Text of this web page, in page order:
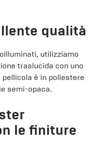
qualità
utilizziamo
traslucida con uno
è in poliestere
semi-opaca.
le finiture